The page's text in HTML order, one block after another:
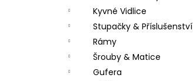
Kyvné Vidlice
Stupačky & Příslušenství
Rámy
Šrouby & Matice
Gufera